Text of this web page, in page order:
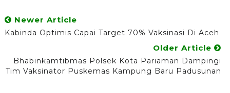
Newer Article
Kabinda Optimis Capai Target 70% Vaksinasi Di Aceh
Older Article
Bhabinkamtibmas Polsek Kota Pariaman Dampingi
Tim Vaksinator Puskemas Kampung Baru Padusunan